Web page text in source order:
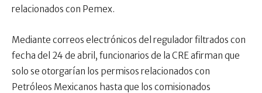
relacionados con Pemex.
Mediante correos electrónicos del regulador filtrados con
fecha del 24 de abril, funcionarios de la CRE afirman que
solo se otorgarían los permisos relacionados con
Petróleos Mexicanos hasta que los comisionados